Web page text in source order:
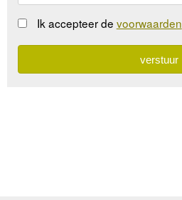
Ik accepteer de voorwaarden